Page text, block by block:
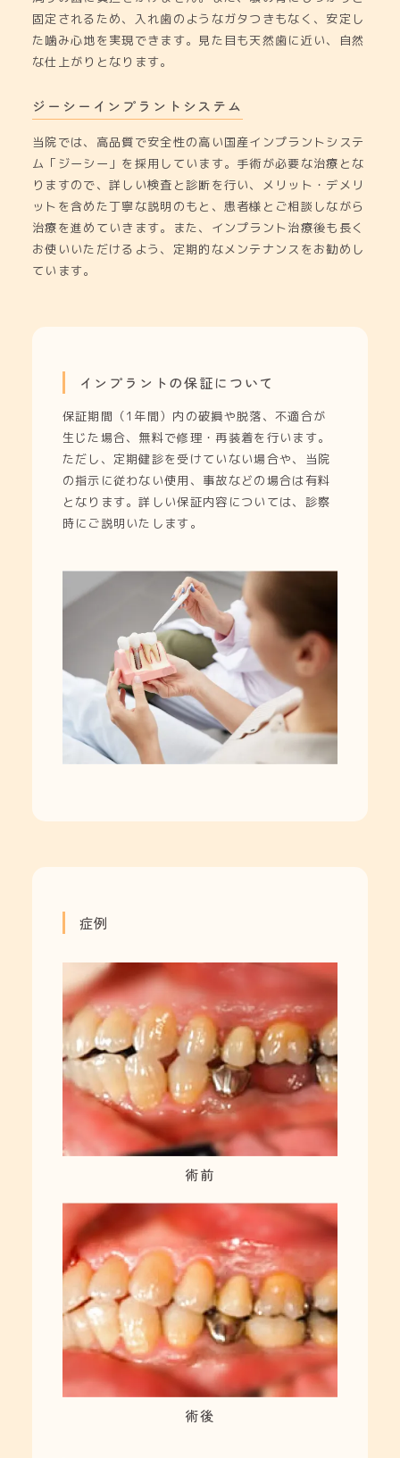
固定されるため、入れ歯のようなガタつきもなく、安定し
た噛み心地を実現できます。見た目も天然歯に近い、自然
な仕上がりとなります。
ジーシーインプラントシステム
当院では、高品質で安全性の高い国産インプラントシステ
ム「ジーシー」を採用しています。手術が必要な治療とな
りますので、詳しい検査と診断を行い、メリット・デメリ
ットを含めた丁寧な説明のもと、患者様とご相談しながら
治療を進めていきます。また、インプラント治療後も長く
お使いいただけるよう、定期的なメンテナンスをお勧めし
ています。
インプラントの保証について
保証期間（1年間）内の破損や脱落、不適合が
生じた場合、無料で修理・再装着を行います。
ただし、定期健診を受けていない場合や、当院
の指示に従わない使用、事故などの場合は有料
となります。詳しい保証内容については、診察
時にご説明いたします。
症例
術前
術後